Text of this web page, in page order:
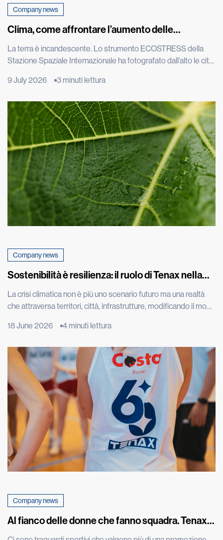
Company news
Clima, come affrontare l’aumento delle
La terra è incandescente. Lo strumento ECOSTRESS della
Stazione Spaziale Internazionale ha fotografato dall’alto le città
decenni e le immagini satellitari di Roma, Parigi e Madrid
nel cemento è visibile persino dallo spazio. L’effetto isola di
calore è un […]
9 July 2026 3 minuti lettura
Company news
Sostenibilità è resilienza: il ruolo di Tenax nella
La crisi climatica non è più uno scenario futuro ma una realtà
che attraversa territori, città, infrastrutture, modificando il modo
l’ambiente che ci circonda. A confermarlo i dati più recenti della
the Global Climate 2025” ha indicato gli ultimi undici […]
18 June 2026 4 minuti lettura
Company news
Al fianco delle donne che fanno squadra. Tenax